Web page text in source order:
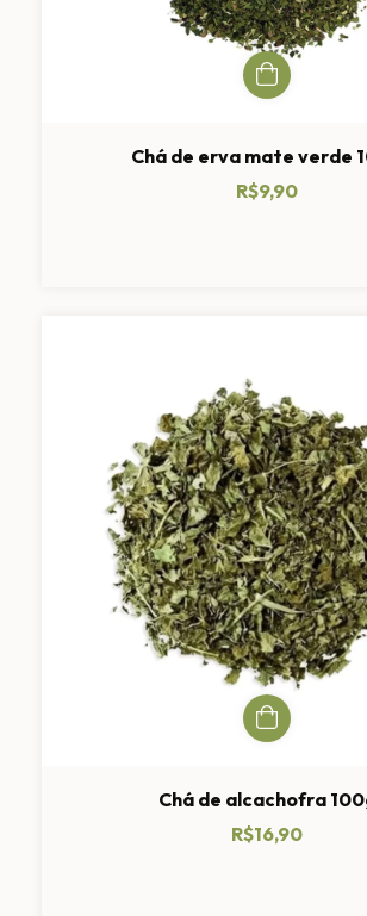
Chá de erva mate verde
R$9,90
Chá de alcachofra
R$16,90